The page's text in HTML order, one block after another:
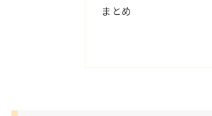
まとめ